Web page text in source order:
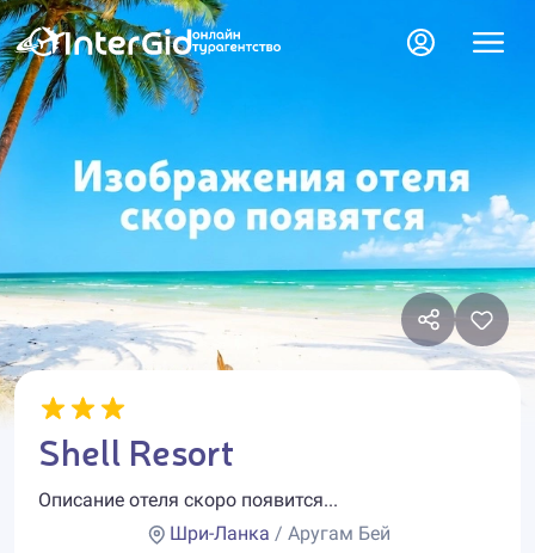
Shell Resort
Описание отеля скоро появится...
Шри-Ланка / Аругам Бей